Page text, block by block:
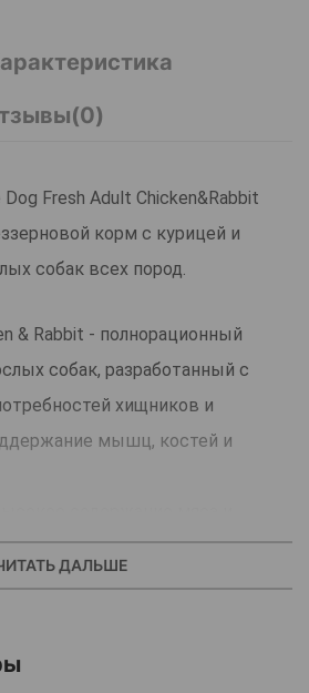
Fresh Adult Chicken&Rabbit
корм с курицей и
собак всех пород.
& Rabbit - полнорационный
собак, разработанный с
хищников и
мышц, костей и
обеспечивая питомца
питательным рационом.
отличным источником
ДАЛЬШЕ